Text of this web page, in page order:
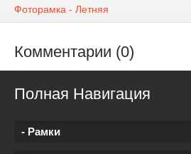
Фоторамка - Летняя
Комментарии (0)
Полная Навигация
- Рамки